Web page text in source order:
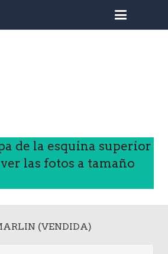
de la esquina superior
las fotos a tamaño